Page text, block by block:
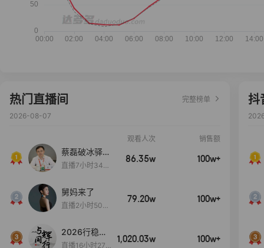
热门直播间
完整榜单
2026-08-07
观看人次 销售额
蔡磊破冰驿站
直播间好物分
直播7小时34分
86.35w 100w+
舅妈来了
直播2小时50分
79.20w 100w+
2026行稳致
远
直播16小时27
1,020.03w 100w+
抖